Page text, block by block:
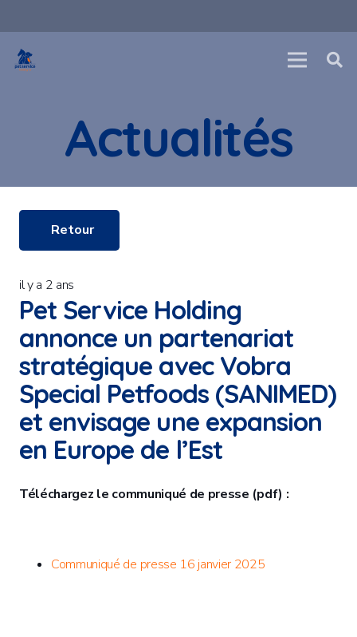
Actualités
Retour
il y a 2 ans
Pet Service Holding
annonce un partenariat
stratégique avec Vobra
Special Petfoods (SANIMED)
et envisage une expansion
en Europe de l’Est
Téléchargez le communiqué de presse (pdf) :
Communiqué de presse 16 janvier 2025